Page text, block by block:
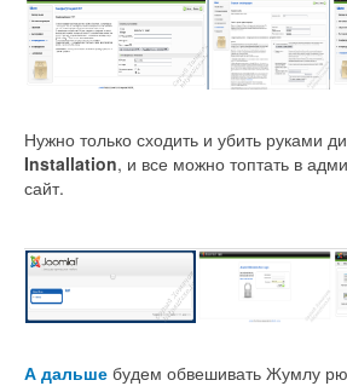
Нужно только сходить и убить руками
Installation, и все можно топтать в
сайт.
А дальше будем обвешивать Жумлу